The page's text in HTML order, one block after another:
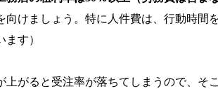
向けましょう。特に人件費は、行動時間
す）
がると受注率が落ちてしまうので、そ